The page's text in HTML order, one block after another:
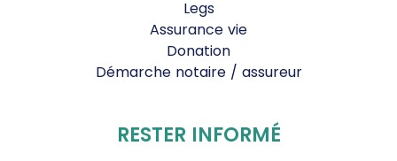
Legs
Assurance vie
Donation
Démarche notaire / assureur
RESTER INFORMÉ